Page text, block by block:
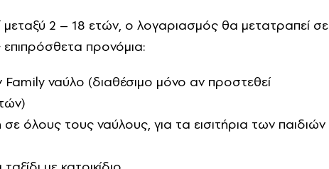
μεταξύ 2 – 18 ετών, ο λογαριασμός θα μετατραπεί σε
προνόμια:
Family ναύλο (διαθέσιμο μόνο αν προστεθεί
όλους τους ναύλους, για τα εισιτήρια των παιδιών